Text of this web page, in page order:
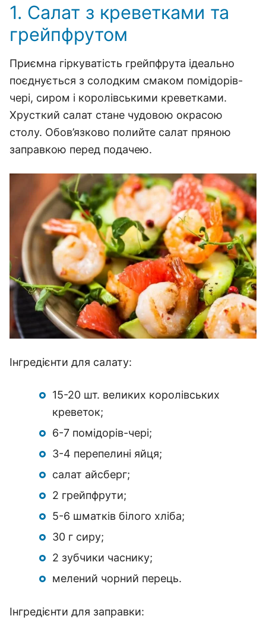
1. Салат з креветками та
грейпфрутом
Приємна гіркуватість грейпфрута ідеально
поєднується з солодким смаком помідорів-
чері, сиром і королівськими креветками.
Хрусткий салат стане чудовою окрасою
столу. Обов’язково полийте салат пряною
заправкою перед подачею.
Інгредієнти для салату:
15-20 шт. великих королівських
креветок;
6-7 помідорів-чері;
3-4 перепелині яйця;
салат айсберг;
2 грейпфрути;
5-6 шматків білого хліба;
30 г сиру;
2 зубчики часнику;
мелений чорний перець.
Інгредієнти для заправки: